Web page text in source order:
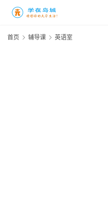
首页 辅导课 英语室